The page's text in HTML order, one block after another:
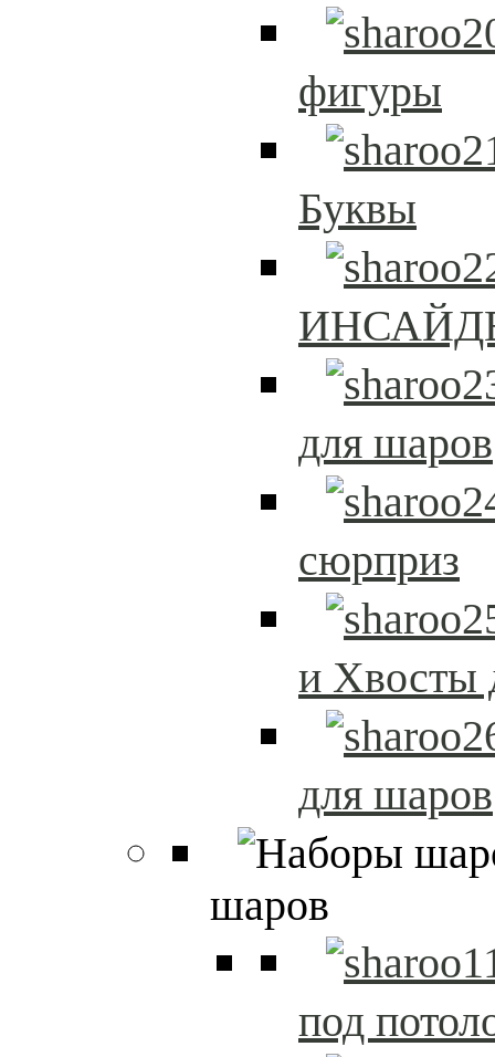
фигуры
Буквы
для шаров
сюрприз
и Хвосты
для шаров
шаров
под